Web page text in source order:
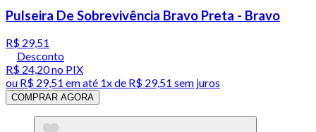
Pulseira De Sobrevivência Bravo Preta - Bravo
R$ 29,51
Desconto
R$ 24,20no PIX
ou R$ 29,51 em até 1x de R$ 29,51 sem juros
COMPRAR AGORA